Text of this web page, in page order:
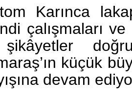
Karınca
çalışmaları
küçük
devam